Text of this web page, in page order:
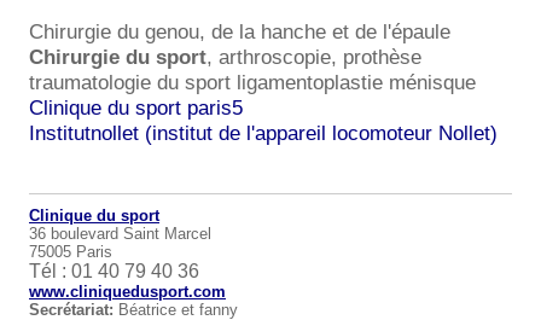
Chirurgie du genou, de la hanche et de l'épaule
Chirurgie du sport, arthroscopie, prothèse
traumatologie du sport ligamentoplastie ménisque
Clinique du sport paris5
Institutnollet (institut de l'appareil locomoteur Nollet)
Clinique du sport
36 boulevard Saint Marcel
75005 Paris
Tél : 01 40 79 40 36
www.cliniquedusport.com
Secrétariat: Béatrice et fanny